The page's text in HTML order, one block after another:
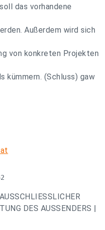
das vorhandene
Außerdem wird sich
von konkreten Projekten
kümmern. (Schluss) gaw
DES AUSSENDERS |